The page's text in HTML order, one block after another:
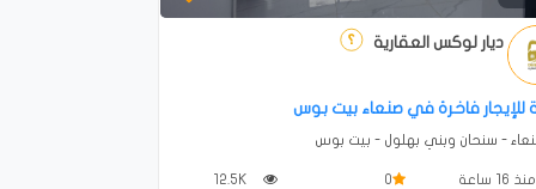
ديار لوكس العقارية
فاخرة في صنعاء بيت بوس
- سنحان وبني بهلول - بيت بوس
16 ساعة 0